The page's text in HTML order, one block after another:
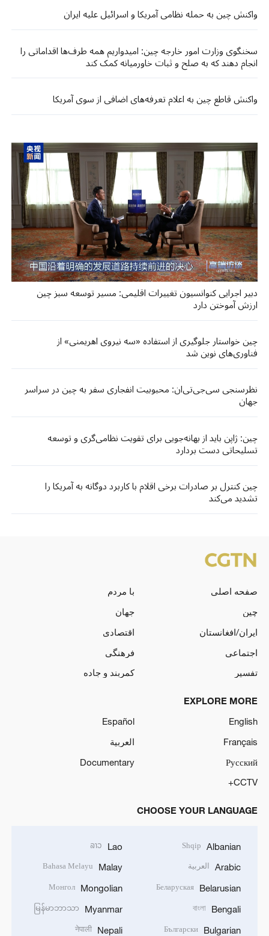
واکنش چین به حمله نظامی آمریکا و اسرائیل علیه ایران
سخنگوی وزارت امور خارجه چین: امیدواریم همه طرف‌ها اقداماتی را
انجام دهند که به صلح و ثبات خاورمیانه کمک کند
واکنش قاطع چین به اعلام تعرفه‌های اضافی از سوی آمریکا
دبیر اجرایی کنوانسیون تغییرات اقلیمی: مسیر توسعه سبز چین
ارزش آموختن دارد
چین خواستار جلوگیری از استفاده «سه نیروی اهریمنی» از
فناوری‌های نوین شد
نظرسنجی سی‌جی‌تی‌ان: محبوبیت انفجاری سفر به چین در سراسر
جهان
چین: ژاپن باید از بهانه‌جویی برای تقویت نظامی‌گری و توسعه
تسلیحاتی دست بردارد
چین کنترل بر صادرات برخی اقلام با کاربرد دوگانه به آمریکا را
تشدید می‌کند
صفحه اصلی
با مردم
چین
جهان
ایران/افغانستان
اقتصادی
اجتماعی
فرهنگی
تفسیر
کمربند و جاده
EXPLORE MORE
English
Español
Français
العربية
Русский
Documentary
CCTV+
CHOOSE YOUR LANGUAGE
Albanian
Shqip
Arabic العربية
Belarusian
Беларуская
Bengali
বাংলা
Bulgarian
Български
Lao
ລາວ
Malay
Bahasa Melayu
Mongolian
Монгол
Myanmar
မြန်မာဘာသာ
Nepali
नेपाली